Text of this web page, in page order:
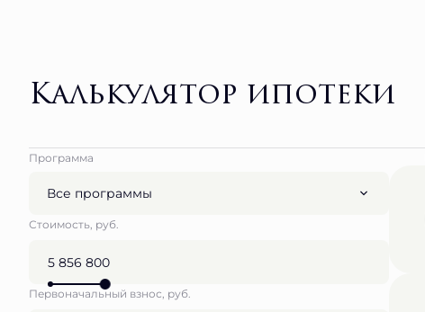
Калькулятор ипотеки
Программа
Все программы
Стоимость, руб.
Первоначальный взнос, руб.